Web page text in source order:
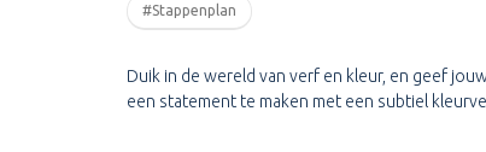
#Stappenplan
Duik in de wereld van verf en kleur, en geef
een statement te maken met een subtiel